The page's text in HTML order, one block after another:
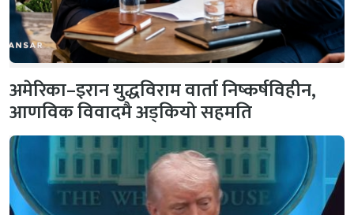
अमेरिका–इरान युद्धविराम वार्ता निष्कर्षविहीन,
आणविक विवादमै अड्कियो सहमति